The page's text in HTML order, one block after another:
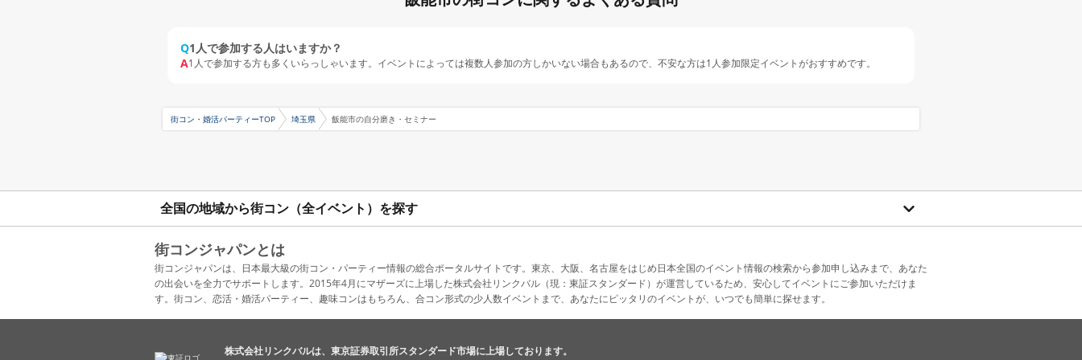
Q1人で参加する人はいますか？
A1人で参加する方も多くいらっしゃいます。イベントによっては複数人参加の方しかいない場合もあるので、不安な方は1人参加限定イベントがおすすめです。
街コン・婚活パーティーTOP 埼玉県 飯能市の自分磨き・セミナー
全国の地域から街コン（全イベント）を探す
街コンジャパンとは
街コンジャパンは、日本最大級の街コン・パーティー情報の総合ポータルサイトです。東京、大阪、名古屋をはじめ日本全国のイベント情報の検索から参加申し込みまで、あなた
の出会いを全力でサポートします。2015年4月にマザーズに上場した株式会社リンクバル（現：東証スタンダード）が運営しているため、安心してイベントにご参加いただけま
す。街コン、恋活・婚活パーティー、趣味コンはもちろん、合コン形式の少人数イベントまで、あなたにピッタリのイベントが、いつでも簡単に探せます。
株式会社リンクバルは、東京証券取引所スタンダード市場に上場しております。